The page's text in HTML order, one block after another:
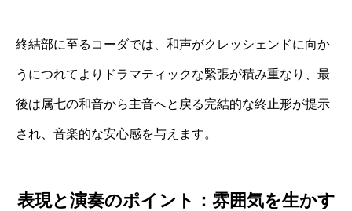
終結部に至るコーダでは、和声がクレッシェンドに向か
うにつれてよりドラマティックな緊張が積み重なり、最
後は属七の和音から主音へと戻る完結的な終止形が提示
され、音楽的な安心感を与えます。
表現と演奏のポイント：雰囲気を生かす